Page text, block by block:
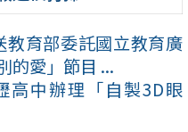
教育部委託國立教育廣
的愛」節目 ...
高中辦理「自製3D眼